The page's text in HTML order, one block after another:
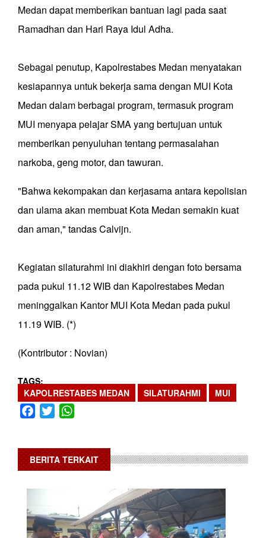
Medan dapat memberikan bantuan lagi pada saat
Ramadhan dan Hari Raya Idul Adha.
Sebagai penutup, Kapolrestabes Medan menyatakan
kesiapannya untuk bekerja sama dengan MUI Kota
Medan dalam berbagai program, termasuk program
MUI menyapa pelajar SMA yang bertujuan untuk
memberikan penyuluhan tentang permasalahan
narkoba, geng motor, dan tawuran.
"Bahwa kekompakan dan kerjasama antara kepolisian
dan ulama akan membuat Kota Medan semakin kuat
dan aman," tandas Calvijn.
Kegiatan silaturahmi ini diakhiri dengan foto bersama
pada pukul 11.12 WIB dan Kapolrestabes Medan
meninggalkan Kantor MUI Kota Medan pada pukul
11.19 WIB. (*)
(Kontributor : Novian)
TAGS
KAPOLRESTABES MEDAN
SILATURAHMI MUI
Facebook
Twitter
BERITA TERKAIT